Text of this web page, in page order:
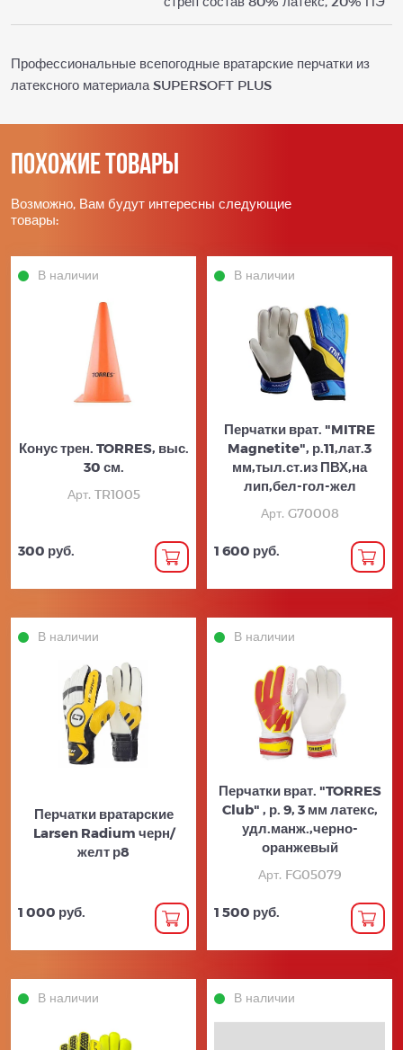
Профессиональные всепогодные вратарские перчатки из
латексного материала SUPERSOFT PLUS
Похожие товары
Возможно, Вам будут интересны следующие
товары:
В наличии
Конус трен. TORRES, выс.
30 см.
Арт. TR1005
300 руб.
В наличии
Перчатки врат. "MITRE
Magnetite", р.11,лат.3
мм,тыл.ст.из ПВХ,на
лип,бел-гол-жел
Арт. G70008
1 600 руб.
В наличии
Перчатки вратарские
Larsen Radium черн/
желт р8
1 000 руб.
В наличии
Перчатки врат. "TORRES
Club" , р. 9, 3 мм латекс,
удл.манж.,черно-
оранжевый
Арт. FG05079
1 500 руб.
В наличии В наличии